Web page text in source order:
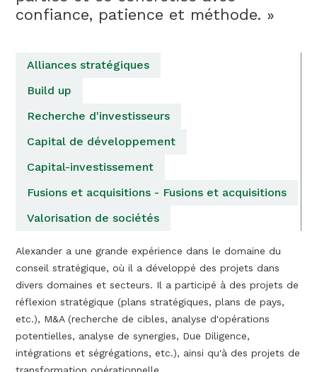
confiance, patience et méthode. »
Alliances stratégiques
Build up
Recherche d'investisseurs
Capital de développement
Capital-investissement
Fusions et acquisitions - Fusions et acquisitions
Valorisation de sociétés
Alexander a une grande expérience dans le domaine du
conseil stratégique, où il a développé des projets dans
divers domaines et secteurs. Il a participé à des projets de
réflexion stratégique (plans stratégiques, plans de pays,
etc.), M&A (recherche de cibles, analyse d'opérations
potentielles, analyse de synergies, Due Diligence,
intégrations et ségrégations, etc.), ainsi qu'à des projets de